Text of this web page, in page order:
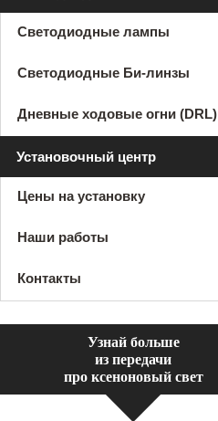
Светодиодные лампы
Светодиодные Би-линзы
Дневные ходовые огни (DRL)
Установочный центр
Цены на установку
Наши работы
Контакты
Узнай больше
из передачи
про ксеноновый свет